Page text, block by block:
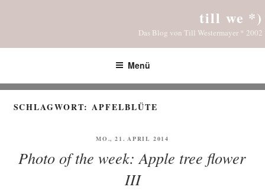
till we *)
Das Blog von Till Westermayer * 2002
Menü
SCHLAGWORT:APFELBLÜTE
VERÖFFENTLICHT
MO., 21. APRIL 2014
Photo of the week: Apple tree flower
III